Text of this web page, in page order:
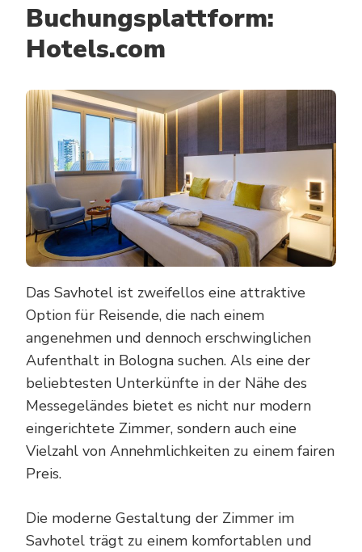
Buchungsplattform:
Hotels.com
Das Savhotel ist zweifellos eine attraktive
Option für Reisende, die nach einem
angenehmen und dennoch erschwinglichen
Aufenthalt in Bologna suchen. Als eine der
beliebtesten Unterkünfte in der Nähe des
Messegeländes bietet es nicht nur modern
eingerichtete Zimmer, sondern auch eine
Vielzahl von Annehmlichkeiten zu einem fairen
Preis.
Die moderne Gestaltung der Zimmer im
Savhotel trägt zu einem komfortablen und